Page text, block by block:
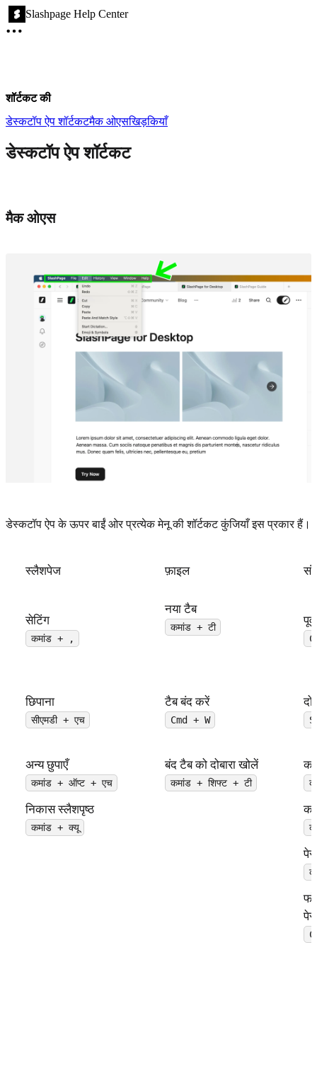
Slashpage Help Center
शॉर्टकट की
डेस्कटॉप ऐप शॉर्टकटमैक ओएसखिड़कियाँ
डेस्कटॉप ऐप शॉर्टकट
मैक ओएस
डेस्कटॉप ऐप के ऊपर बाईं ओर प्रत्येक मेनू की शॉर्टकट कुंजियाँ इस प्रकार हैं।
स्लैशपेज फ़ाइल
सेटिंग
कमांड + ,
नया टैब
कमांड + टी
छिपाना
सीएमडी + एच
टैब बंद करें
Cmd + W
अन्य छुपाएँ
कमांड + ऑप्ट + एच
बंद टैब को दोबारा खोलें
कमांड + शिफ्ट + टी
निकास स्लैशपृष्ठ
कमांड + क्यू